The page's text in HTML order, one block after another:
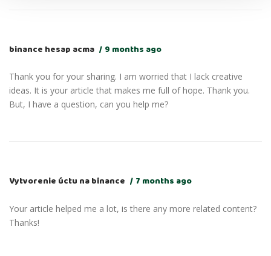
binance hesap acma 9 months ago
Thank you for your sharing. I am worried that I lack creative
ideas. It is your article that makes me full of hope. Thank you.
But, I have a question, can you help me?
Vytvorenie úctu na binance 7 months ago
Your article helped me a lot, is there any more related content?
Thanks!